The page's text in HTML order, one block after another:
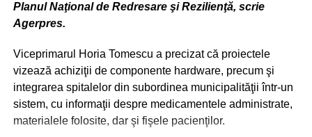
Peste 150 de bucuresteni au lesinat sau li s-a
facut rau pe strada din cauza caniculei
Parada ambulantelor in Bucuresti! 45 de salvari
ies la defilare
Piața Arcul de Triumf,
Sky Tower: Barbu Văcărescu numărul 260,
Piața Presei,
Planul Naţional de Redresare şi Rezilienţă, scrie
Agerpres.
Viceprimarul Horia Tomescu a precizat că proiectele
vizează achiziţii de componente hardware, precum şi
integrarea spitalelor din subordinea municipalităţii într-un
sistem, cu informaţii despre medicamentele administrate,
materialele folosite, dar şi fişele pacienţilor.